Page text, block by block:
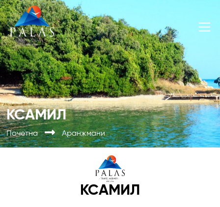
КСАМИЛ
Почетна Аранжмани
КСАМИЛ